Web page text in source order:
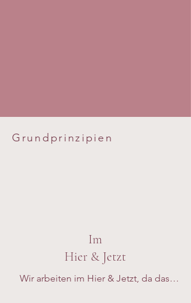
Grundprinzipien
Im
Hier & Jetzt
Wir arbeiten im Hier & Jetzt, da das